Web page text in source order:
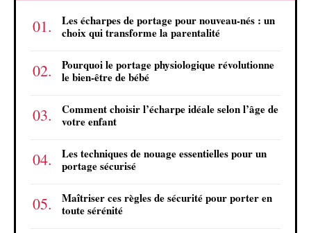
Les écharpes de portage pour nouveau-nés : un
choix qui transforme la parentalité
Pourquoi le portage physiologique révolutionne
le bien-être de bébé
Comment choisir l’écharpe idéale selon l’âge de
votre enfant
Les techniques de nouage essentielles pour un
portage sécurisé
Maîtriser ces règles de sécurité pour porter en
toute sérénité